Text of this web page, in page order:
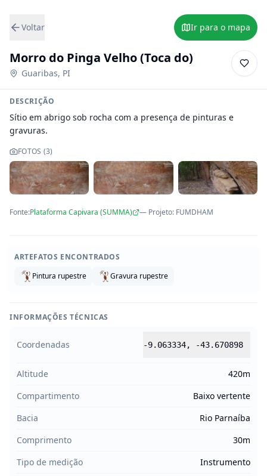
Voltar Ir para o mapa
Morro do Pinga Velho (Toca do)
Guaribas, PI
DESCRIÇÃO
Sítio em abrigo sob rocha com a presença de pinturas e
gravuras.
FOTOS (3)
Fonte:Plataforma Capivara (SUMMA) — Projeto: FUMDHAM
ARTEFATOS ENCONTRADOS
Pintura rupestre
Gravura rupestre
INFORMAÇÕES TÉCNICAS
Coordenadas -9.063334, -43.670898
Altitude
420m
Compartimento
Baixo vertente
Bacia
Rio Parnaíba
Comprimento
30m
Tipo de medição
Instrumento